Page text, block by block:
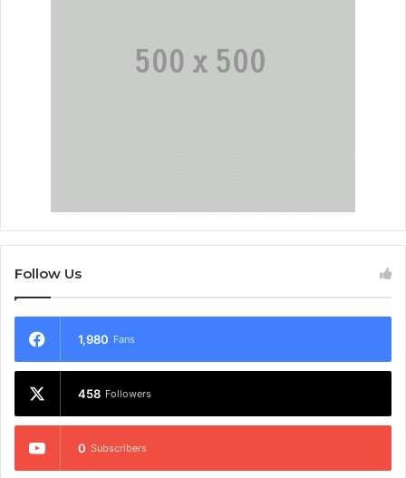
Follow Us
1,980 Fans
458 Followers
0 Subscribers